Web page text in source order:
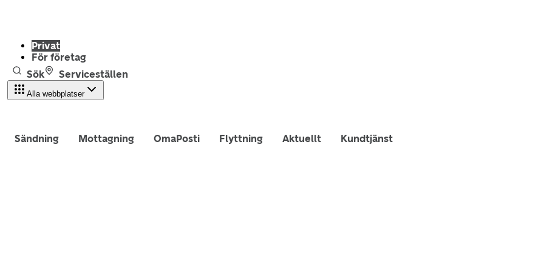
Privat
För företag
Sök
Serviceställen
Alla webbplatser
Sändning Mottagning OmaPosti Flyttning Aktuellt Kundtjänst